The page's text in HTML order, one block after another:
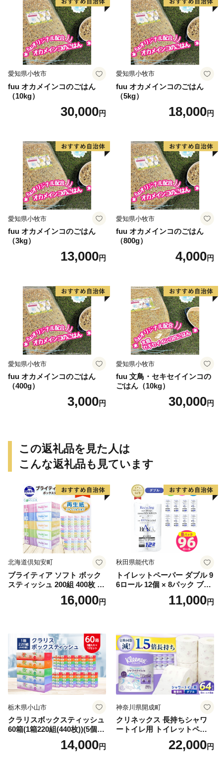
愛知県小牧市
fuu オカメインコのごはん
（10kg）
30,000円
愛知県小牧市
fuu オカメインコのごはん
（5kg）
18,000円
愛知県小牧市
fuu オカメインコのごはん
（3kg）
13,000円
愛知県小牧市
fuu オカメインコのごはん
（800g）
4,000円
愛知県小牧市
fuu オカメインコのごはん
（400g）
3,000円
愛知県小牧市
fuu 文鳥・セキセイインコの
ごはん（10kg）
30,000円
この返礼品を見た人は
こんな返礼品も見ています
北海道倶知安町
ブライティア ソフト ボック
スティッシュ 200組 400枚 60
箱 日本製 まとめ買い ティッ
シュ リサイクル 長持 防災 常
倶知安町 日用品
16,000円
秋田県能代市
トイレットペーパー ダブル 9
6ロール 12個 × 8パック ブラ
ンカ 再生紙 100％ 芯あり 日
用品 消耗品 無香料 生活用品
11,000円
栃木県小山市
クラリスボックスティッシュ
60箱(1箱220組(440枚))(5個入
り×12セット)【1256759】
14,000円
神奈川県開成町
クリネックス 長持ちシャワ
ートイレ用 トイレットペー
パー（ダブル）64ロール(8ロ
ール×8パック) 開成町 トイレ
22,000円